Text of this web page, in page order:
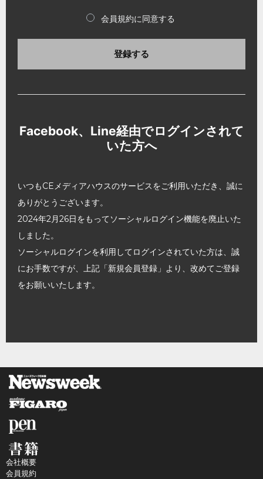
会員規約に同意する
登録する
Facebook、Line経由でログインされて
いた方へ
いつもCEメディアハウスのサービスをご利用いただき、誠に
ありがとうございます。
2024年2月26日をもってソーシャルログイン機能を廃止いた
しました。
ソーシャルログインを利用してログインされていた方は、誠
にお手数ですが、上記「新規会員登録」より、改めてご登録
をお願いいたします。
会社概要
会員規約